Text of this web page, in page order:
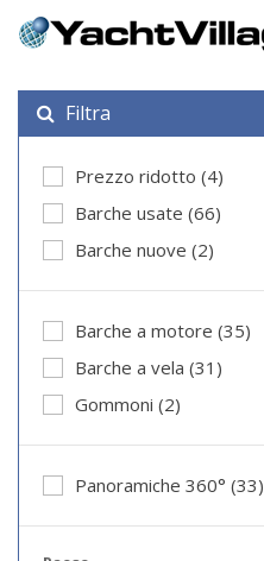
Filtra
Prezzo ridotto (4)
Barche usate (66)
Barche nuove (2)
Barche a motore (35)
Barche a vela (31)
Gommoni (2)
Panoramiche 360° (33)